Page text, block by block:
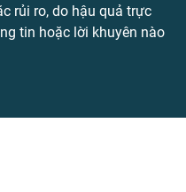
rủi ro, do hậu quả trực
tin hoặc lời khuyên nào